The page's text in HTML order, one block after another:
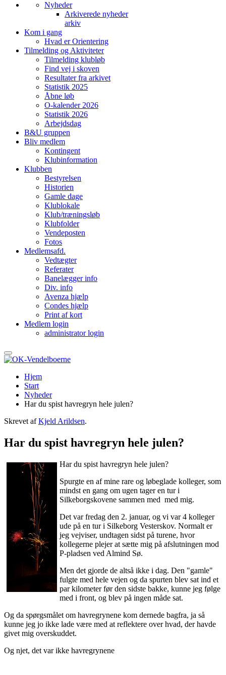
Nyheder
Arkiverede nyheder
arkiv
Kom i gang
Hvad er Orientering
Tilmelding og Aktiviteter
Tilmelding klubløb
Find vej i skoven
Resultater fra arkivet
Statistik 2025
Åbne løb
O-kalender 2026
Statistik 2026
Arbejdsdag
B&U gruppen
Bliv medlem
Kontingent
Klubinformation
Klubben
Bestyrelsen
Historien
Gamle dage
Klublokale
Klub/træningsløb
Klubfolder
Vendeposten
Fotos
Medlemsafd.
Vedtægter
Referater
Banelægger info
Div. info
Avenza hjælp
Condes hjælp
Print af kort
Medlem login
administrator login
Hjem
Start
Nyheder
Har du spist havregryn hele julen?
Skrevet afKjeld Arildsen.
Har du spist havregryn hele julen?
Har du spist havregryn hele julen?
Spurgte en af mine rare og løbeglade kolleger, som
mindst en gang om ugen tager en tur i
Silkeborgskovene sammen med med mig.
Det var fredag den 2. januar, og vi var 4 kolleger
ude på en tur i Silkeborg Vesterskov. Normalt er
jeg vejviser, undtagen sidst på turene, hvor
kollegerne plejer at sætte mig på afslutningen mod
P-pladsen ved Almind Sø.
Men det gjorde de altså ikke i dag. Den "gamle"
fulgte med hele vejen og da spurten blev sat ind et
par kilometer før den sidste bakke, kunne jeg følge
med i front, og blev på ingen måde sat.
Og da spørgsmålet om havregrynene kom dernede bagfra, ja så
kunne jeg jo ikke lade være med at reflektere over hvad, der havde
givet mig overskuddet.
Og njet, det var ikke havregrynene